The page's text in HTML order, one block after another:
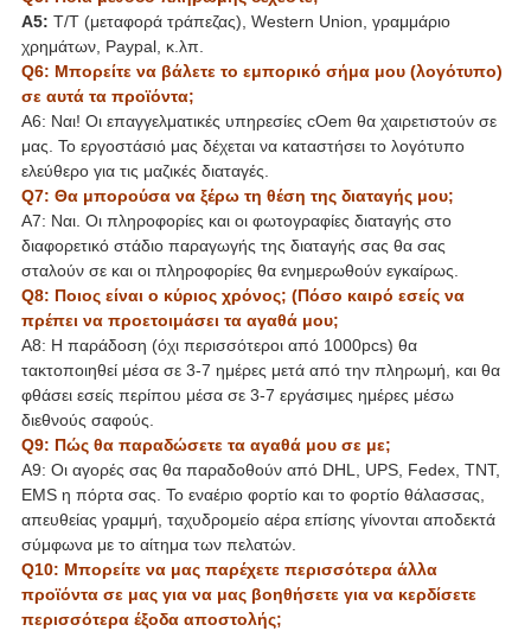
A5: T/T (μεταφορά τράπεζας), Western Union, γραμμάριο
χρημάτων, Paypal, κ.λπ.
Q6: Μπορείτε να βάλετε το εμπορικό σήμα μου (λογότυπο)
σε αυτά τα προϊόντα;
A6: Ναι! Οι επαγγελματικές υπηρεσίες cOem θα χαιρετιστούν σε
μας. Το εργοστάσιό μας δέχεται να καταστήσει το λογότυπο
ελεύθερο για τις μαζικές διαταγές.
Q7: Θα μπορούσα να ξέρω τη θέση της διαταγής μου;
A7: Ναι. Οι πληροφορίες και οι φωτογραφίες διαταγής στο
διαφορετικό στάδιο παραγωγής της διαταγής σας θα σας
σταλούν σε και οι πληροφορίες θα ενημερωθούν εγκαίρως.
Q8: Ποιος είναι ο κύριος χρόνος; (Πόσο καιρό εσείς να
πρέπει να προετοιμάσει τα αγαθά μου;
A8: Η παράδοση (όχι περισσότεροι από 1000pcs) θα
τακτοποιηθεί μέσα σε 3-7 ημέρες μετά από την πληρωμή, και θα
φθάσει εσείς περίπου μέσα σε 3-7 εργάσιμες ημέρες μέσω
διεθνούς σαφούς.
Q9: Πώς θα παραδώσετε τα αγαθά μου σε με;
A9: Οι αγορές σας θα παραδοθούν από DHL, UPS, Fedex, TNT,
EMS η πόρτα σας. Το εναέριο φορτίο και το φορτίο θάλασσας,
απευθείας γραμμή, ταχυδρομείο αέρα επίσης γίνονται αποδεκτά
σύμφωνα με το αίτημα των πελατών.
Q10: Μπορείτε να μας παρέχετε περισσότερα άλλα
προϊόντα σε μας για να μας βοηθήσετε για να κερδίσετε
περισσότερα έξοδα αποστολής;